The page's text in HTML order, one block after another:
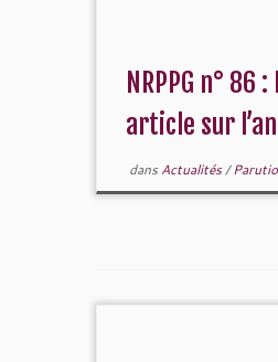
NRPPG n° 86
article sur
dans Actualités/